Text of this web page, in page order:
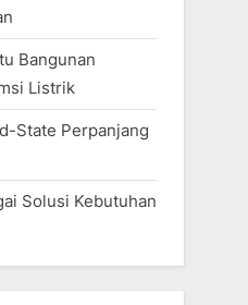
Bangunan
Listrik
State Perpanjang
Solusi Kebutuhan